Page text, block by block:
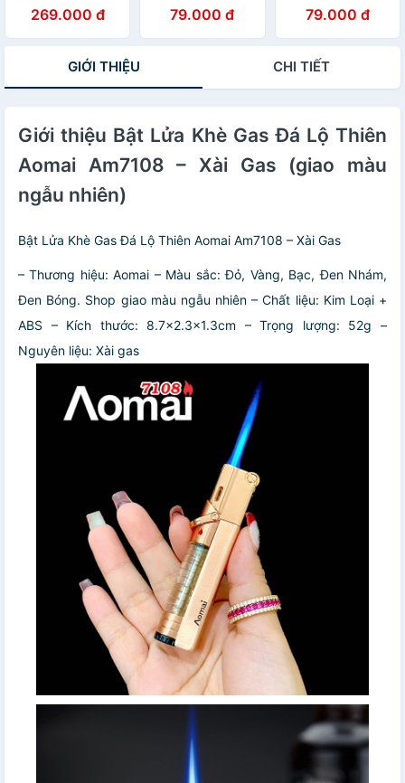
mưa thoải mái
làm quà tặng
269.000 đ 79.000 đ
gas mini Tiện
Dụng )
79.000 đ
GIỚI THIỆU CHI TIẾT
Giới thiệu Bật Lửa Khè Gas Đá Lộ Thiên
Aomai Am7108 – Xài Gas (giao màu
ngẫu nhiên)
Bật Lửa Khè Gas Đá Lộ Thiên Aomai Am7108 – Xài Gas
– Thương hiệu: Aomai – Màu sắc: Đỏ, Vàng, Bạc, Đen Nhám,
Đen Bóng. Shop giao màu ngẫu nhiên – Chất liệu: Kim Loại +
ABS
– Kích thước: 8.7×2.3×1.3cm – Trọng lượng: 52g
–
Nguyên liệu: Xài gas